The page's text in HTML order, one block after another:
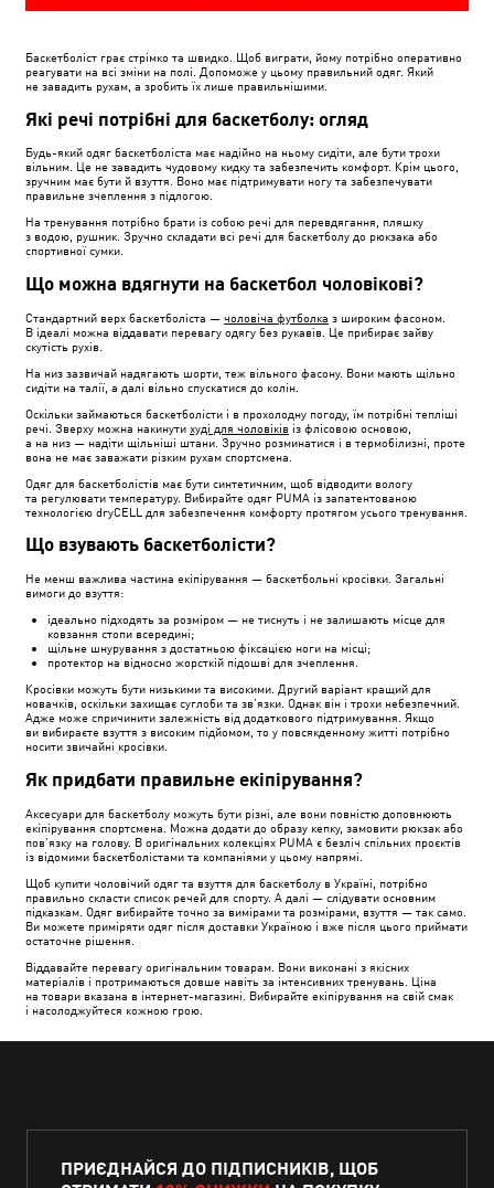
Баскетболіст грає стрімко та швидко. Щоб виграти, йому потрібно оперативно
реагувати на всі зміни на полі. Допоможе у цьому правильний одяг. Який
не завадить рухам, а зробить їх лише правильнішими.
Які речі потрібні для баскетболу: огляд
Будь-який одяг баскетболіста має надійно на ньому сидіти, але бути трохи
вільним. Це не завадить чудовому кидку та забезпечить комфорт. Крім цього,
зручним має бути й взуття. Воно має підтримувати ногу та забезпечувати
правильне зчеплення з підлогою.
На тренування потрібно брати із собою речі для перевдягання, пляшку
з водою, рушник. Зручно складати всі речі для баскетболу до рюкзака або
спортивної сумки.
Що можна вдягнути на баскетбол чоловікові?
Стандартний верх баскетболіста — чоловіча футболка з широким фасоном.
В ідеалі можна віддавати перевагу одягу без рукавів. Це прибирає зайву
скутість рухів.
На низ зазвичай надягають шорти, теж вільного фасону. Вони мають щільно
сидіти на талії, а далі вільно спускатися до колін.
Оскільки займаються баскетболісти і в прохолодну погоду, їм потрібні тепліші
речі. Зверху можна накинути худі для чоловіків із флісовою основою,
а на низ — надіти щільніші штани. Зручно розминатися і в термобілизні, проте
вона не має заважати різким рухам спортсмена.
Одяг для баскетболістів має бути синтетичним, щоб відводити вологу
та регулювати температуру. Вибирайте одяг PUMA із запатентованою
технологією dryCELL для забезпечення комфорту протягом усього тренування.
Що взувають баскетболісти?
Не менш важлива частина екіпірування — баскетбольні кросівки. Загальні
вимоги до взуття:
ідеально підходять за розміром — не тиснуть і не залишають місце для
ковзання стопи всередині;
щільне шнурування з достатньою фіксацією ноги на місці;
протектор на відносно жорсткій підошві для зчеплення.
Кросівки можуть бути низькими та високими. Другий варіант кращий для
новачків, оскільки захищає суглоби та зв’язки. Однак він і трохи небезпечний.
Адже може спричинити залежність від додаткового підтримування. Якщо
ви вибираєте взуття з високим підйомом, то у повсякденному житті потрібно
носити звичайні кросівки.
Як придбати правильне екіпірування?
Аксесуари для баскетболу можуть бути різні, але вони повністю доповнюють
екіпірування спортсмена. Можна додати до образу кепку, замовити рюкзак або
пов’язку на голову. В оригінальних колекціях PUMA є безліч спільних проєктів
із відомими баскетболістами та компаніями у цьому напрямі.
Щоб купити чоловічий одяг та взуття для баскетболу в Україні, потрібно
правильно скласти список речей для спорту. А далі — слідувати основним
підказкам. Одяг вибирайте точно за вимірами та розмірами, взуття — так само.
Ви можете приміряти одяг після доставки Україною і вже після цього приймати
остаточне рішення.
Віддавайте перевагу оригінальним товарам. Вони виконані з якісних
матеріалів і протримаються довше навіть за інтенсивних тренувань. Ціна
на товари вказана в інтернет-магазині. Вибирайте екіпірування на свій смак
і насолоджуйтеся кожною грою.
ПРИЄДНАЙСЯ ДО ПІДПИСНИКІВ, ЩОБ